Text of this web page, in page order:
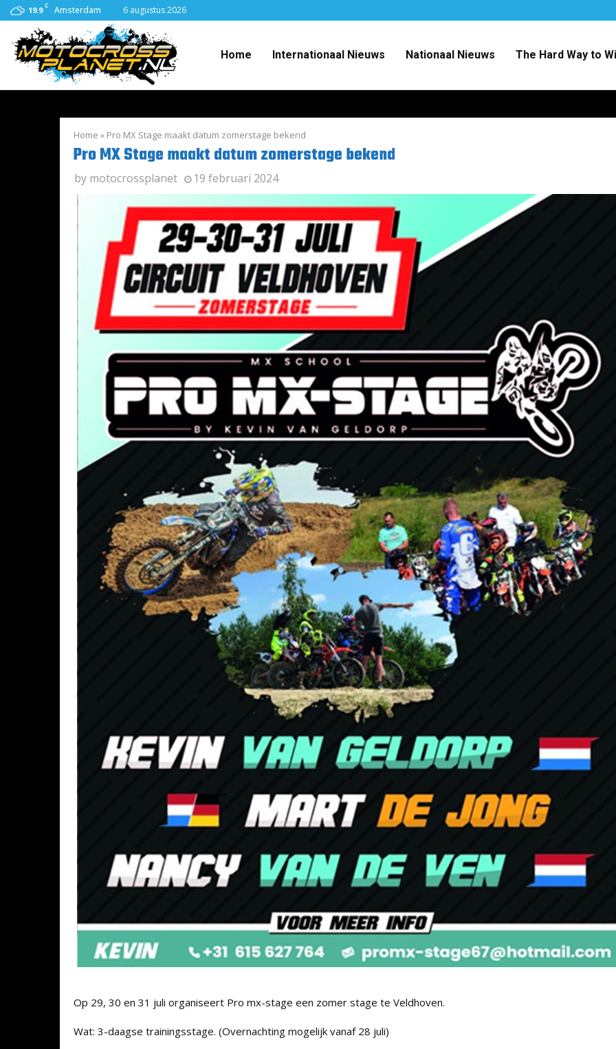
19.9 C Amsterdam 6 augustus 2026
Home Internationaal Nieuws Nationaal Nieuws The Hard Way to
Home » Pro MX Stage maakt datum zomerstage bekend
Pro MX Stage maakt datum zomerstage bekend
by motocrossplanet 19 februari 2024
Op 29, 30 en 31 juli organiseert Pro mx-stage een zomer stage te Veldhoven.
Wat: 3-daagse trainingsstage. (Overnachting mogelijk vanaf 28 juli)